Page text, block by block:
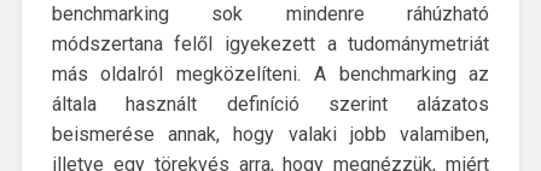
benchmarking sok mindenre ráhúzható
módszertana felől igyekezett a tudománymetriát
más oldalról megközelíteni. A benchmarking az
általa használt definíció szerint alázatos
beismerése annak, hogy valaki jobb valamiben,
illetve egy törekvés arra, hogy megnézzük, miért